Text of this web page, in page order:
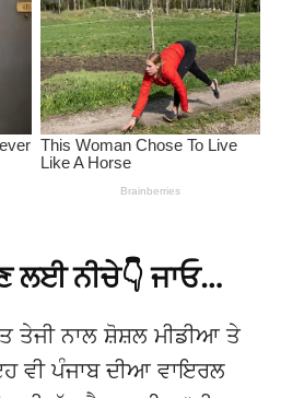
ਲਈ ਨੀਚੇ👇 ਜਾਓ…
ਨਾਲ ਸ਼ੋਸ਼ਲ ਮੀਡੀਆ ਤੇ
ਵੀ ਪੰਜਾਬ ਦੀਆ ਵਾਇਰਲ